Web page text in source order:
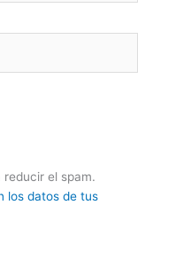
reducir el spam.
los datos de tus